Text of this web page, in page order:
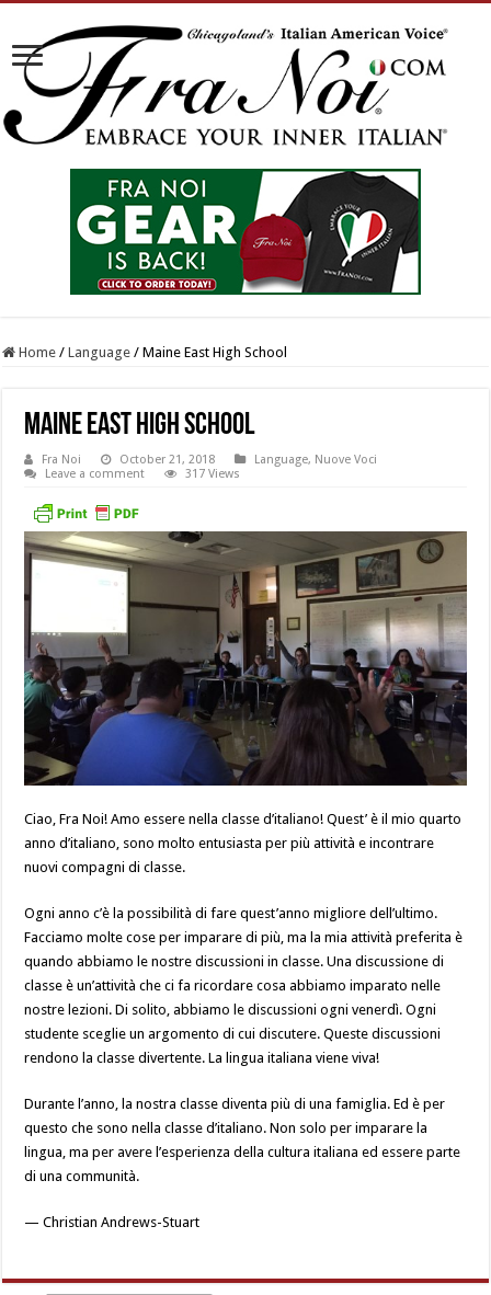
Home / Language / Maine East High School
Maine East High School
Fra Noi October 21, 2018 Language, Nuove Voci
Leave a comment
317 Views
Ciao, Fra Noi! Amo essere nella classe d’italiano! Quest’ è il mio quarto
anno d’italiano, sono molto entusiasta per più attività e incontrare
nuovi compagni di classe.
Ogni anno c’è la possibilità di fare quest’anno migliore dell’ultimo.
Facciamo molte cose per imparare di più, ma la mia attività preferita è
quando abbiamo le nostre discussioni in classe. Una discussione di
classe è un’attività che ci fa ricordare cosa abbiamo imparato nelle
nostre lezioni. Di solito, abbiamo le discussioni ogni venerdì. Ogni
studente sceglie un argomento di cui discutere. Queste discussioni
rendono la classe divertente. La lingua italiana viene viva!
Durante l’anno, la nostra classe diventa più di una famiglia. Ed è per
questo che sono nella classe d’italiano. Non solo per imparare la
lingua, ma per avere l’esperienza della cultura italiana ed essere parte
di una communità.
— Christian Andrews-Stuart